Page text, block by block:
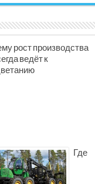
рост производства
ведёт к
Где